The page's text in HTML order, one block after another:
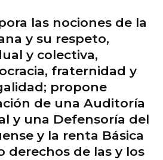
las nociones de la
y su respeto,
y colectiva,
fraternidad y
propone
de una Auditoría
y una Defensoría del
y la renta Básica
derechos de las y los